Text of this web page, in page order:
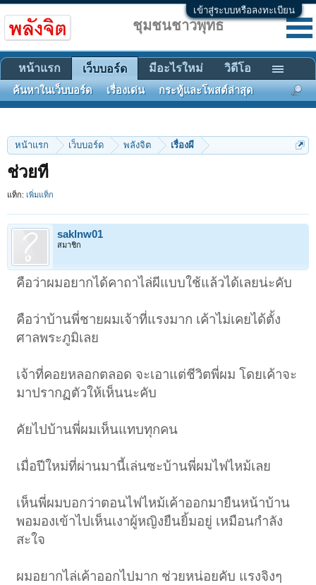
เข้าสู่ระบบหรือลงทะเบียน
หน้าแรก เว็บบอร์ด พลังจิต เรื่องผี
ช่วยที
แท็ก: เพิ่มแท็ก
saklnw01
สมาชิก
คือว่าผมอยากได้คาถาไล่ผีแบบใช้แล้วได้เลยน่ะคับ
คือว่าบ้านพี่ชายผมเจ้าที่แรงมาก เค้าไม่เคยได้ตั้ง
ศาลพระภูมิเลย
เจ้าที่คอยหลอกตลอด จะเอาแต่ชีวิตพี่ผม โดยเค้าจะ
มาปรากฏตัวให้เห็นนะคับ
คัยไปบ้านพี่ผมเห็นแทบทุกคน
เมื่อปีใหม่ที่ผ่านมานี้เล่นซะบ้านพี่ผมไฟไหม้เลย
เห็นพี่ผมบอกว่าตอนไฟไหม้เค้าออกมายืนหน้าบ้าน
พอมองเข้าไปเห็นเงาผู้หญิงยืนยิ้มอยู่ เหมือนกำลัง
สะใจ
ผมอยากไล่เค้าออกไปมาก ช่วยหน่อยคับ แรงจิงๆ
ชุมชนชาวพุทธ
หน้าแรก เว็บบอร์ด
ค้นหาในเว็บบอร์ด เรื่องเด่น กระทู้และโพสต์ล่าสุด
มีอะไรใหม่ วิดีโอ